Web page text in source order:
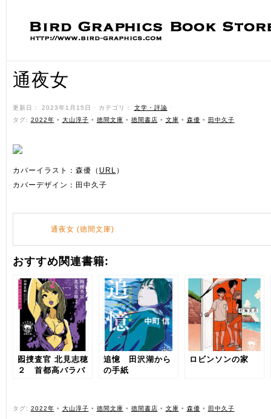
通夜女
更新日： 2023年1月15日 ˑ カテゴリ： 文学・評論 ˑ
タグ: 2022年 • 大山淳子 • 徳間文庫 • 徳間書店 • 文庫 • 森優 • 田中久子
カバーイラスト：森優（ URL ）
カバーデザイン：田中久子
通夜女 (徳間文庫)
おすすめ関連書籍:
囮捜査官 北見志穂
２ 首都高バラバ
追憶 田沢湖から
の手紙
ロビンソンの家
タグ: 2022年 • 大山淳子 • 徳間文庫 • 徳間書店 • 文庫 • 森優 • 田中久子